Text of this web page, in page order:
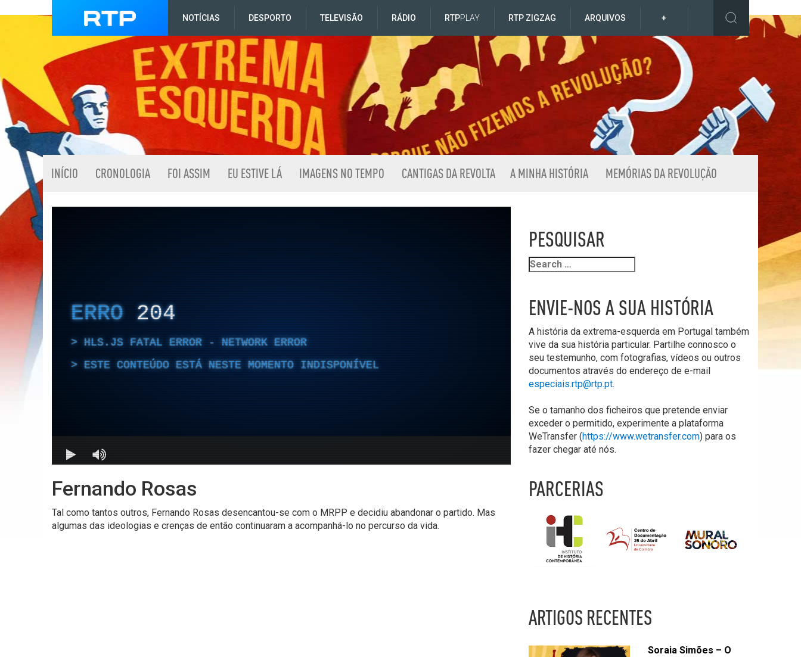
NOTÍCIAS DESPORTO TELEVISÃO RÁDIO RTPPLAY RTP ZIGZAG ARQUIVOS +
INÍCIO CRONOLOGIA FOI ASSIM EU ESTIVE LÁ IMAGENS NO TEMPO CANTIGAS DA REVOLTA A MINHA HISTÓRIA MEMÓRIAS DA REVOLUÇÃO
Fernando Rosas
Tal como tantos outros, Fernando Rosas desencantou-se com o MRPP e decidiu abandonar o partido. Mas
algumas das ideologias e crenças de então continuaram a acompanhá-lo no percurso da vida.
PESQUISAR
ENVIE-NOS A SUA HISTÓRIA
A história da extrema-esquerda em Portugal também
vive da sua história particular. Partilhe connosco o
seu testemunho, com fotografias, vídeos ou outros
documentos através do endereço de e-mail
especiais.rtp@rtp.pt.
Se o tamanho dos ficheiros que pretende enviar
exceder o permitido, experimente a plataforma
WeTransfer (https://www.wetransfer.com) para os
fazer chegar até nós.
PARCERIAS
ARTIGOS RECENTES
Soraia Simões – O